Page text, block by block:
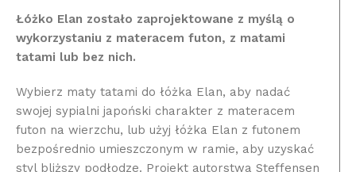
Łóżko Elan zostało zaprojektowane z myślą o
wykorzystaniu z materacem futon, z matami
tatami lub bez nich.
Wybierz maty tatami do łóżka Elan, aby nadać
swojej sypialni japoński charakter z materacem
futon na wierzchu, lub użyj łóżka Elan z futonem
bezpośrednio umieszczonym w ramie, aby uzyskać
styl bliższy podłodze. Projekt autorstwa Steffensen